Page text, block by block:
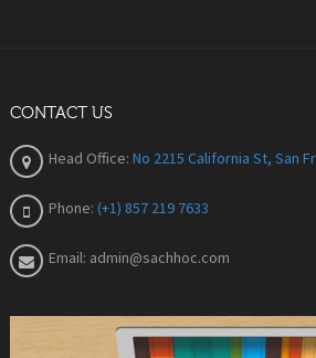
CONTACT US
Head Office: No 2215 California St, San
Phone: (+1) 857 219 7633
Email: admin@sachhoc.com